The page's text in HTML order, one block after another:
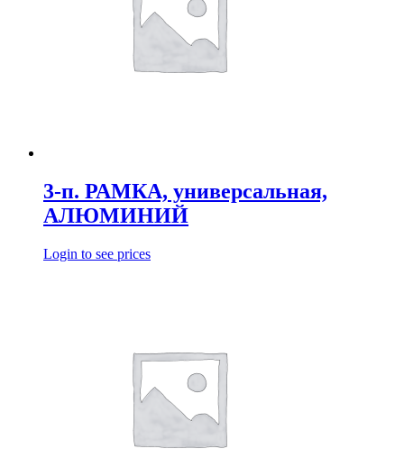
3-п. РАМКА, универсальная,
АЛЮМИНИЙ
Login to see prices